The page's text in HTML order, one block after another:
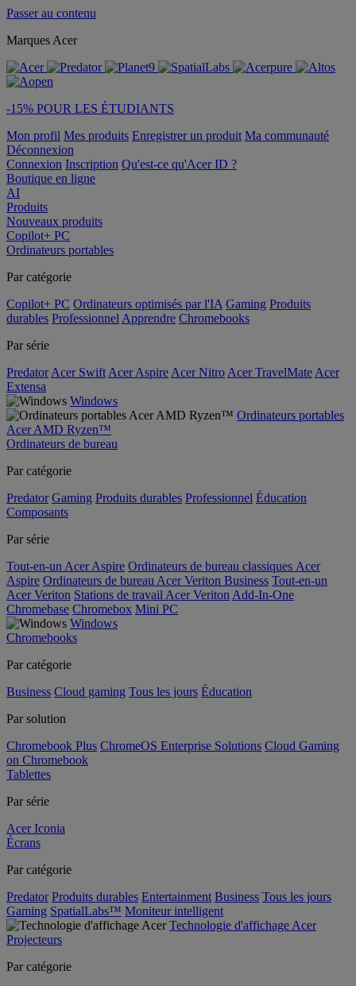
Passer au contenu
Marques Acer
-15% POUR LES ÉTUDIANTS
Mon profil Mes produits Enregistrer un produit Ma communauté
Déconnexion
Connexion Inscription Qu'est-ce qu'Acer ID ?
Boutique en ligne
AI
Produits
Nouveaux produits
Copilot+ PC
Ordinateurs portables
Par catégorie
Copilot+ PC Ordinateurs optimisés par l'IA Gaming Produits
durables Professionnel Apprendre Chromebooks
Par série
Predator Acer Swift Acer Aspire Acer Nitro Acer TravelMate Acer
Extensa
Windows
Ordinateurs portables
Acer AMD Ryzen™
Ordinateurs de bureau
Par catégorie
Predator Gaming Produits durables Professionnel Éducation
Composants
Par série
Tout-en-un Acer Aspire Ordinateurs de bureau classiques Acer
Aspire Ordinateurs de bureau Acer Veriton Business Tout-en-un
Acer Veriton Stations de travail Acer Veriton Add-In-One
Chromebase Chromebox Mini PC
Windows
Chromebooks
Par catégorie
Business Cloud gaming Tous les jours Éducation
Par solution
Chromebook Plus ChromeOS Enterprise Solutions Cloud Gaming
on Chromebook
Tablettes
Par série
Acer Iconia
Écrans
Par catégorie
Predator Produits durables Entertainment Business Tous les jours
Gaming SpatialLabs™ Moniteur intelligent
Technologie d'affichage Acer
Projecteurs
Par catégorie